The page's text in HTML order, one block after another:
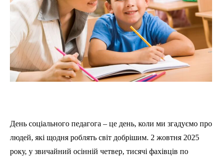
День соціального педагога – це день, коли ми згадуємо про
людей, які щодня роблять світ добрішим. 2 жовтня 2025
року, у звичайний осінній четвер, тисячі фахівців по